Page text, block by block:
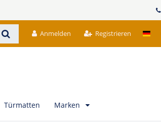
Anmelden Registrieren
Türmatten Marken